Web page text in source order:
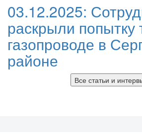
03.12.2025:
раскрыли попытку
газопроводе в
районе
Все статьи и